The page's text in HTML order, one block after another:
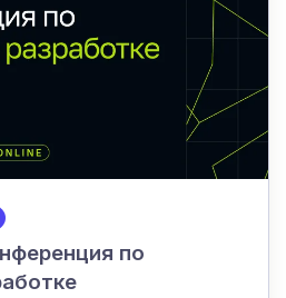
по